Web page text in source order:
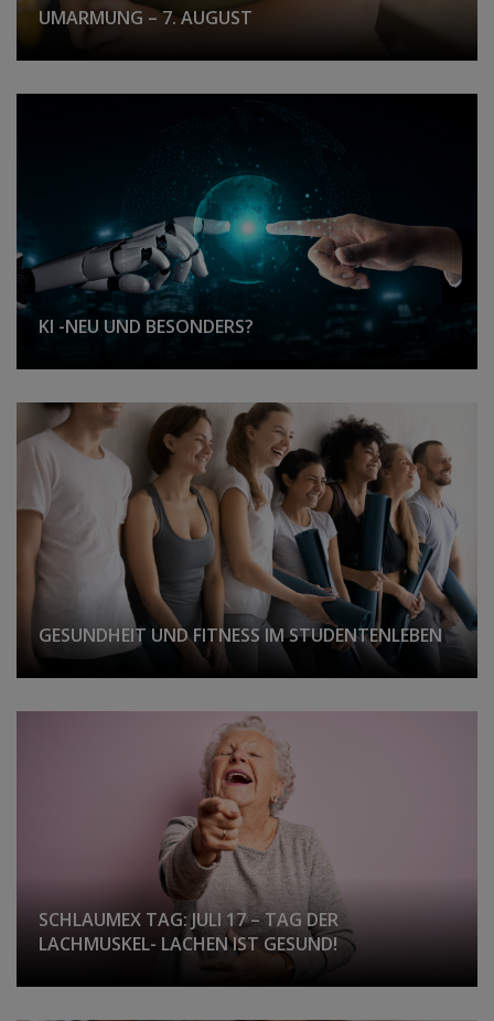
UMARMUNG – 7. AUGUST
KI -NEU UND BESONDERS?
GESUNDHEIT UND FITNESS IM STUDENTENLEBEN
SCHLAUMEX TAG: JULI 17 – TAG DER
LACHMUSKEL- LACHEN IST GESUND!